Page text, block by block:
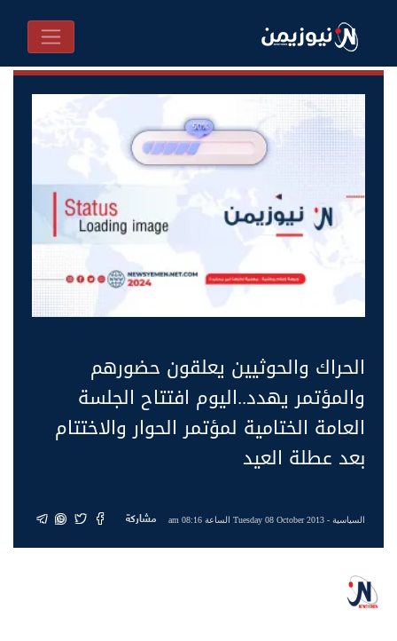
الحراك والحوثيين يعلقون حضورهم
والمؤتمر يهدد..اليوم افتتاح الجلسة
العامة الختامية لمؤتمر الحوار والاختتام
بعد عطلة العيد
السياسية- Tuesday 08 October 2013 الساعة 08:16 am مشاركة